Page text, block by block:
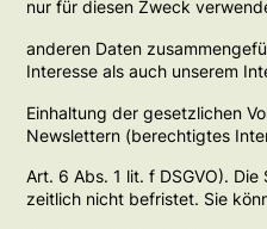
nur für diesen Zweck
anderen Daten
Interesse als auch unserem
Einhaltung der gesetzlichen
Newslettern (berechtigtes
Art. 6 Abs. 1 lit. f DSGVO).
zeitlich nicht befristet. Sie